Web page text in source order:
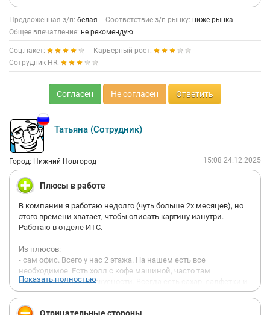
Предложенная з/п: белая Соответствие з/п рынку: ниже рынка
Общее впечатление: не рекомендую
Соц.пакет:
Карьерный рост:
Сотрудник HR:
Согласен Не согласен Ответить
Татьяна (Сотрудник)
Город: Нижний Новгород 15:08 24.12.2025
Плюсы в работе
В компании я работаю недолго (чуть больше 2х месяцев), но
этого времени хватает, чтобы описать картину изнутри.
Работаю в отделе ИТС.
Из плюсов:
- сам офис. Всего у нас 2 этажа. На нашем есть все
необходимое. Есть холл с кофе машиной, часто там
появляются разные вкусности. Всегда есть сахар, салфетки и
влажные и сухие. И даже сироп, чтобы сделать свой кофе ещё
вкуснее. (это правда приятно) В холле можно посидеть во
Показать полностью